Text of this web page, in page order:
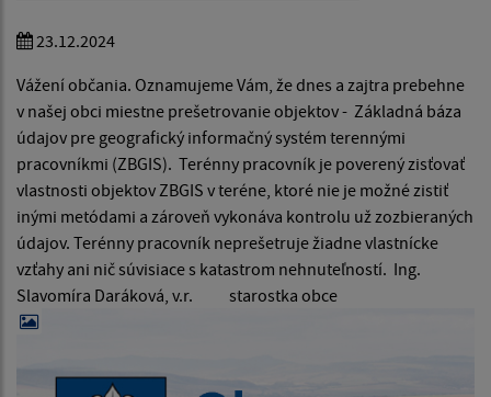
23.12.2024
Vážení občania. Oznamujeme Vám, že dnes a zajtra prebehne
v našej obci miestne prešetrovanie objektov - Základná báza
údajov pre geografický informačný systém terennými
pracovníkmi (ZBGIS). Terénny pracovník je poverený zisťovať
vlastnosti objektov ZBGIS v teréne, ktoré nie je možné zistiť
inými metódami a zároveň vykonáva kontrolu už zozbieraných
údajov. Terénny pracovník neprešetruje žiadne vlastnícke
vzťahy ani nič súvisiace s katastrom nehnuteľností. Ing.
Slavomíra Daráková, v.r. starostka obce